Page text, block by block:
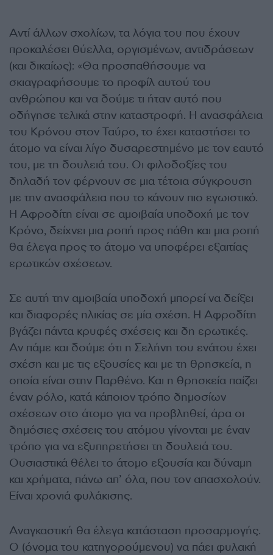
Αντί άλλων σχολίων, τα λόγια του που έχουν
προκαλέσει θύελλα, οργισμένων, αντιδράσεων
(και δικαίως): «Θα προσπαθήσουμε να
σκιαγραφήσουμε το προφίλ αυτού του
ανθρώπου και να δούμε τι ήταν αυτό που
οδήγησε τελικά στην καταστροφή. Η ανασφάλεια
του Κρόνου στον Ταύρο, το έχει καταστήσει το
άτομο να είναι λίγο δυσαρεστημένο με τον εαυτό
του, με τη δουλειά του. Οι φιλοδοξίες του
δηλαδή τον φέρνουν σε μια τέτοια σύγκρουση
με την ανασφάλεια που το κάνουν πιο εγωιστικό.
Η Αφροδίτη είναι σε αμοιβαία υποδοχή με τον
Κρόνο, δείχνει μια ροπή προς πάθη και μια ροπή
θα έλεγα προς το άτομο να υποφέρει εξαιτίας
ερωτικών σχέσεων.
Σε αυτή την αμοιβαία υποδοχή μπορεί να δείξει
και διαφορές ηλικίας σε μία σχέση. Η Αφροδίτη
βγάζει πάντα κρυφές σχέσεις και δη ερωτικές.
Αν πάμε και δούμε ότι η Σελήνη του ενάτου έχει
σχέση και με τις εξουσίες και με τη θρησκεία, η
οποία είναι στην Παρθένο. Και η θρησκεία παίζει
έναν ρόλο, κατά κάποιον τρόπο δημοσίων
σχέσεων στο άτομο για να προβληθεί, άρα οι
δημόσιες σχέσεις του ατόμου γίνονται με έναν
τρόπο για να εξυπηρετήσει τη δουλειά του.
Ουσιαστικά θέλει το άτομο εξουσία και δύναμη
και χρήματα, πάνω απ’ όλα, που τον απασχολούν.
Είναι χρονιά φυλάκισης.
Αναγκαστική θα έλεγα κατάσταση προσαρμογής.
Ο (όνομα του κατηγορούμενου) να πάει φυλακή